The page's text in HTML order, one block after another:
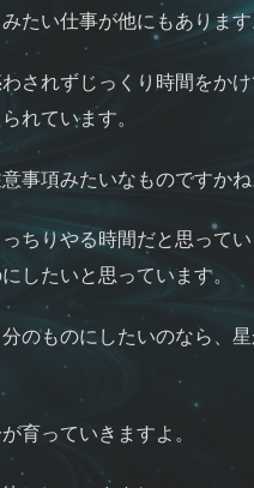
たい仕事が他にもあります
されずじっくり時間をかけ
れています。
事項みたいなものですかね
ちりやる時間だと思って
したいと思っています。
のものにしたいのなら、
育っていきますよ。